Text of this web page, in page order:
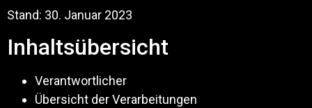
Stand: 30. Januar 2023
Inhaltsübersicht
Verantwortlicher
Übersicht der Verarbeitungen